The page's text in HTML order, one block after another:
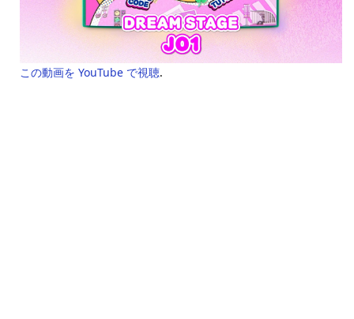
この動画を YouTube で視聴.